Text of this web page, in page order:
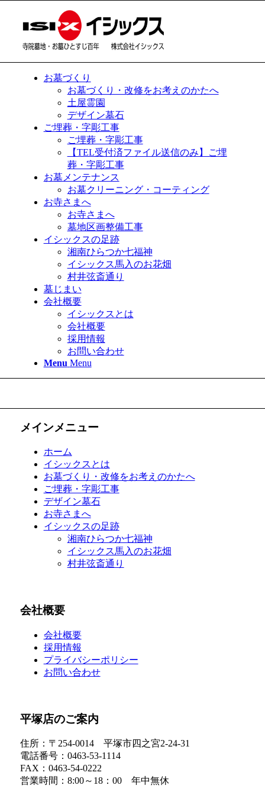
お墓づくり
お墓づくり・改修をお考えのかたへ
土屋霊園
デザイン墓石
ご埋葬・字彫工事
ご埋葬・字彫工事
【TEL受付済ファイル送信のみ】ご埋
葬・字彫工事
お墓メンテナンス
お墓クリーニング・コーティング
お寺さまへ
お寺さまへ
墓地区画整備工事
イシックスの足跡
湘南ひらつか七福神
イシックス馬入のお花畑
村井弦斎通り
墓じまい
会社概要
イシックスとは
会社概要
採用情報
お問い合わせ
Menu Menu
メインメニュー
ホーム
イシックスとは
お墓づくり・改修をお考えのかたへ
ご埋葬・字彫工事
デザイン墓石
お寺さまへ
イシックスの足跡
湘南ひらつか七福神
イシックス馬入のお花畑
村井弦斎通り
会社概要
会社概要
採用情報
プライバシーポリシー
お問い合わせ
平塚店のご案内
住所：〒254-0014 平塚市四之宮2-24-31
電話番号：0463-53-1114
FAX：0463-54-0222
営業時間：8:00～18：00 年中無休